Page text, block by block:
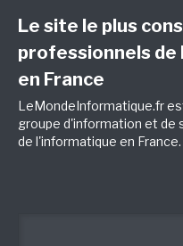
Le site le plus
professionnels de
en France
LeMondeInformatique.fr
groupe d'information et de
de l'informatique en France.